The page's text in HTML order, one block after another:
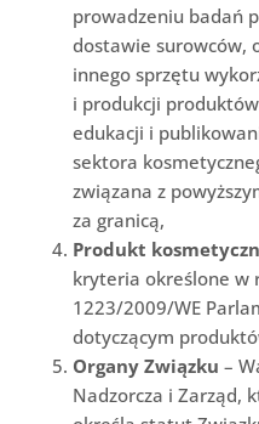
prowadzeniu badań
dostawie surowców,
innego sprzętu
i produkcji
edukacji i
sektora
związana z
za granicą,
Produkt
kryteria określone w
1223/2009/WE
dotyczącym
Organy Związku –
Nadzorcza i Zarząd,